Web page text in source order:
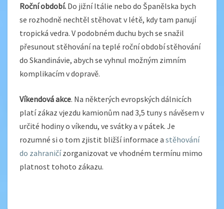
Roční období. Do jižní Itálie nebo do Španělska bych
se rozhodně nechtěl stěhovat v létě, kdy tam panují
tropická vedra. V podobném duchu bych se snažil
přesunout stěhování na teplé roční období stěhování
do Skandinávie, abych se vyhnul možným zimním
komplikacím v dopravě.
Víkendová akce. Na některých evropských dálnicích
platí zákaz vjezdu kamionům nad 3,5 tuny s návěsem v
určité hodiny o víkendu, ve svátky a v pátek. Je
rozumné si o tom zjistit bližší informace a stěhování
do zahraničízorganizovat ve vhodném termínu mimo
platnost tohoto zákazu.